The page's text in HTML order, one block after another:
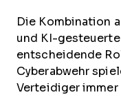
Die Kombination
und KI-
entscheidende
Cyberabwehr
Verteidiger